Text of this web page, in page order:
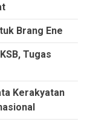
Brang Ene
Tugas
Kerakyatan